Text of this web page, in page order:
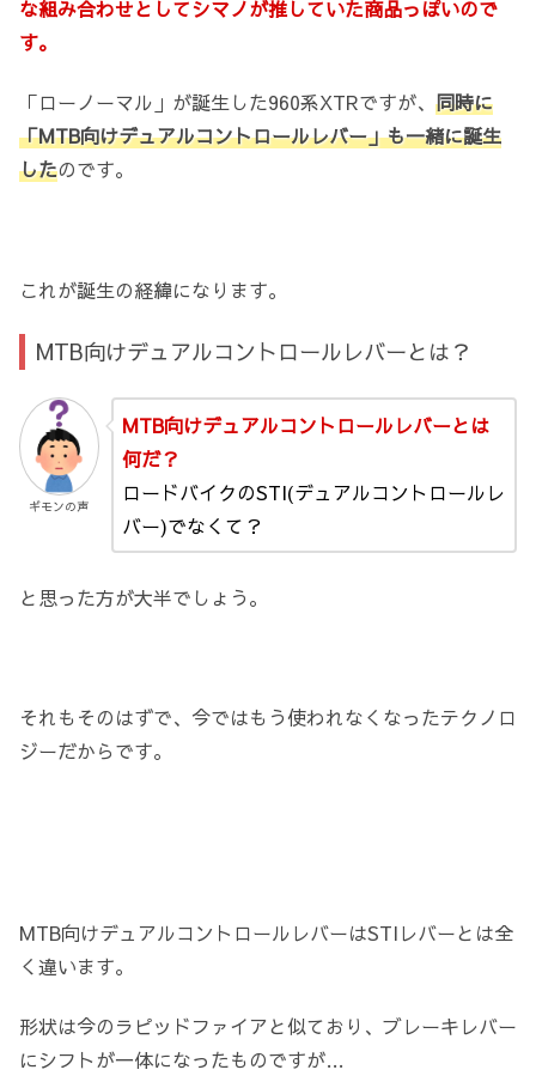
な組み合わせとしてシマノが推していた商品っぽいので
す。
「ローノーマル」が誕生した960系XTRですが、 同時に
「MTB向けデュアルコントロールレバー」も一緒に誕生
したのです。
これが誕生の経緯になります。
MTB向けデュアルコントロールレバーとは？
ギモンの声
MTB向けデュアルコントロールレバーとは
何だ？
ロードバイクのSTI(デュアルコントロールレ
バー)でなくて？
と思った方が大半でしょう。
それもそのはずで、今ではもう使われなくなったテクノロ
ジーだからです。
MTB向けデュアルコントロールレバーはSTIレバーとは全
く違います。
形状は今のラピッドファイアと似ており、ブレーキレバー
にシフトが一体になったものですが…